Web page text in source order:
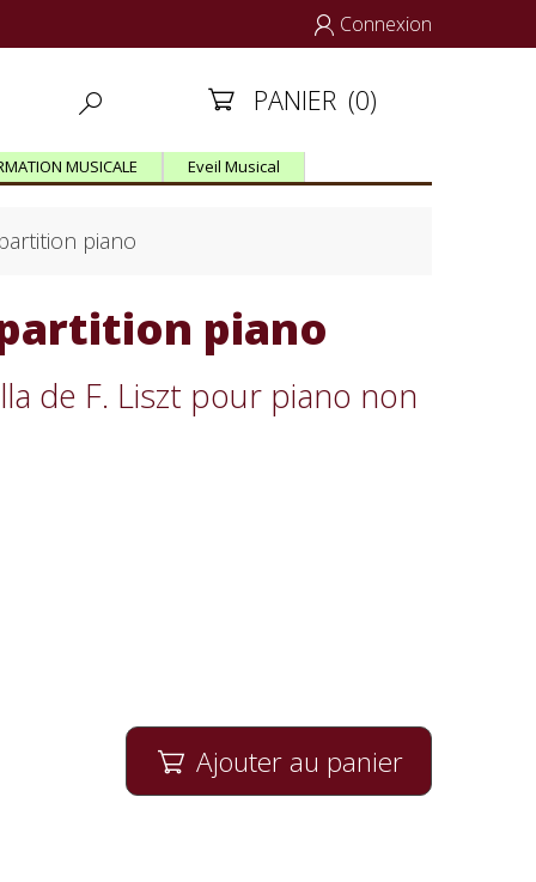
 Connexion
  PANIER (0)
MUSICALE Eveil Musical
piano
piano
de F. Liszt pour piano non
 Ajouter au panier